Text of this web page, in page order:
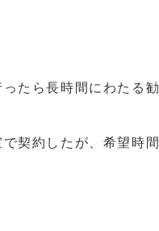
たら長時間にわたる
契約したが、希望時